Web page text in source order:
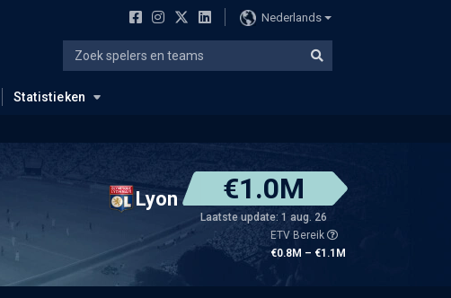
Nederlands
Statistieken
Lyon €1.0M
Laatste update: 1 aug. 26
ETV Bereik
€0.8M – €1.1M